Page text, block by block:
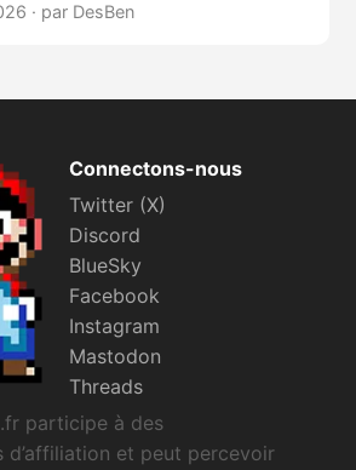
· par DesBen
Connectons-nous
Twitter (X)
Discord
BlueSky
Facebook
Instagram
Mastodon
Threads
participe à des
d’affiliation et peut percevoir